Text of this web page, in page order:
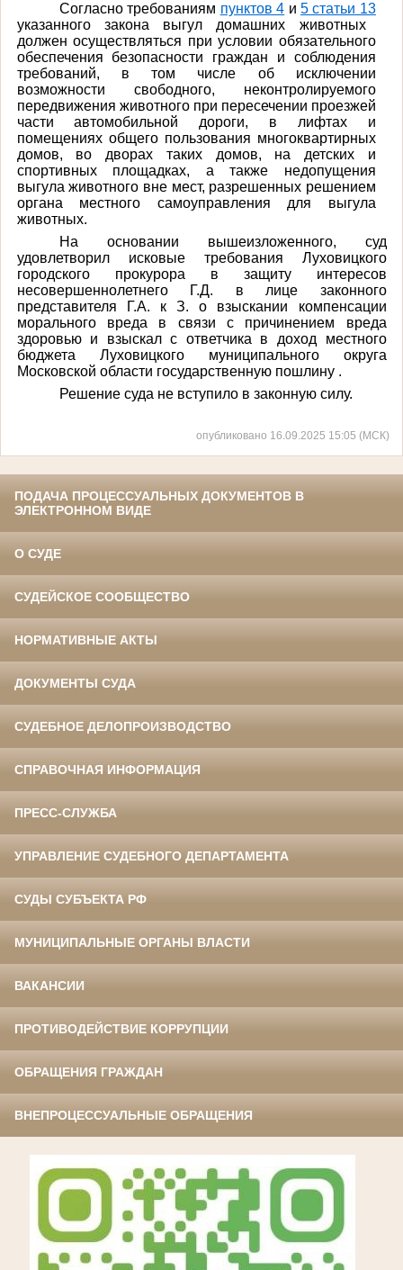
Согласно требованиям пунктов 4 и 5 статьи 13
указанного закона выгул домашних животных
должен осуществляться при условии обязательного
обеспечения безопасности граждан и соблюдения
требований, в том числе об исключении
возможности свободного, неконтролируемого
передвижения животного при пересечении проезжей
части автомобильной дороги, в лифтах и
помещениях общего пользования многоквартирных
домов, во дворах таких домов, на детских и
спортивных площадках, а также недопущения
выгула животного вне мест, разрешенных решением
органа местного самоуправления для выгула
животных.
На основании вышеизложенного, суд
удовлетворил исковые требования Луховицкого
городского прокурора в защиту интересов
несовершеннолетнего Г.Д. в лице законного
представителя Г.А. к З. о взыскании компенсации
морального вреда в связи с причинением вреда
здоровью и взыскал с ответчика в доход местного
бюджета Луховицкого муниципального округа
Московской области государственную пошлину .
Решение суда не вступило в законную силу.
опубликовано 16.09.2025 15:05 (МСК)
ПОДАЧА ПРОЦЕССУАЛЬНЫХ ДОКУМЕНТОВ В
ЭЛЕКТРОННОМ ВИДЕ
О СУДЕ
СУДЕЙСКОЕ СООБЩЕСТВО
НОРМАТИВНЫЕ АКТЫ
ДОКУМЕНТЫ СУДА
СУДЕБНОЕ ДЕЛОПРОИЗВОДСТВО
СПРАВОЧНАЯ ИНФОРМАЦИЯ
ПРЕСС-СЛУЖБА
УПРАВЛЕНИЕ СУДЕБНОГО ДЕПАРТАМЕНТА
СУДЫ СУБЪЕКТА РФ
МУНИЦИПАЛЬНЫЕ ОРГАНЫ ВЛАСТИ
ВАКАНСИИ
ПРОТИВОДЕЙСТВИЕ КОРРУПЦИИ
ОБРАЩЕНИЯ ГРАЖДАН
ВНЕПРОЦЕССУАЛЬНЫЕ ОБРАЩЕНИЯ